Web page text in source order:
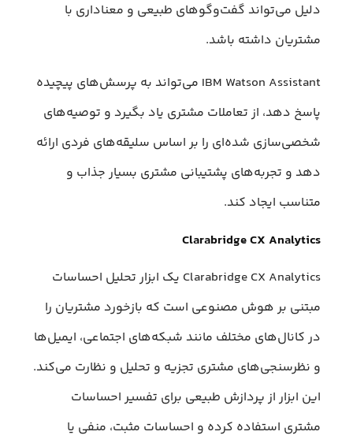
دلیل می‌تواند گفت‌وگوهای طبیعی و معناداری با
مشتریان داشته باشد.
IBM Watson Assistant می‌تواند به پرسش‌های پیچیده
پاسخ دهد، از تعاملات مشتری یاد بگیرد و توصیه‌های
شخصی‌سازی شده‌ای را بر اساس سلیقه‌های فردی ارائه
دهد و تجربه‌های پشتیبانی مشتری بسیار جذاب و
متناسب ایجاد کند.
Clarabridge CX Analytics
Clarabridge CX Analytics یک ابزار تحلیل احساسات
مبتنی بر هوش مصنوعی است که بازخورد مشتریان را
در کانال‌های مختلف مانند شبکه‌های اجتماعی، ایمیل‌ها
و نظرسنجی‌های مشتری تجزیه و تحلیل و نظارت می‌کند.
این ابزار از پردازش طبیعی برای تفسیر احساسات
مشتری استفاده کرده و احساسات مثبت، منفی یا